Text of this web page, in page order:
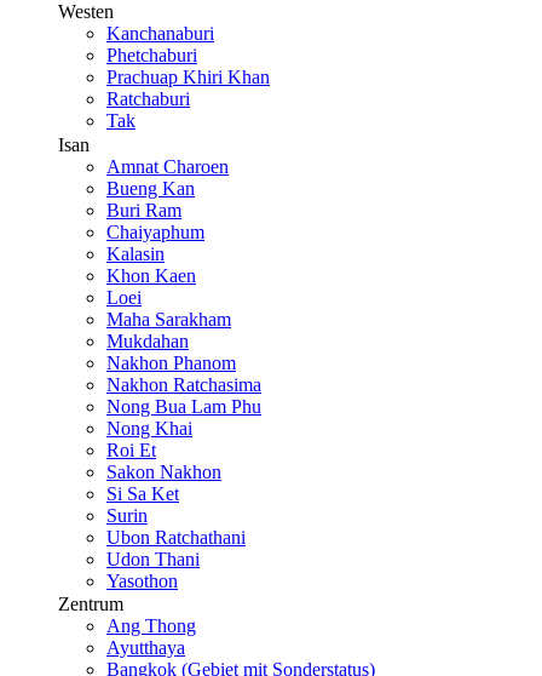
Westen
Kanchanaburi
Phetchaburi
Prachuap Khiri Khan
Ratchaburi
Tak
Isan
Amnat Charoen
Bueng Kan
Buri Ram
Chaiyaphum
Kalasin
Khon Kaen
Loei
Maha Sarakham
Mukdahan
Nakhon Phanom
Nakhon Ratchasima
Nong Bua Lam Phu
Nong Khai
Roi Et
Sakon Nakhon
Si Sa Ket
Surin
Ubon Ratchathani
Udon Thani
Yasothon
Zentrum
Ang Thong
Ayutthaya
Bangkok (Gebiet mit Sonderstatus)